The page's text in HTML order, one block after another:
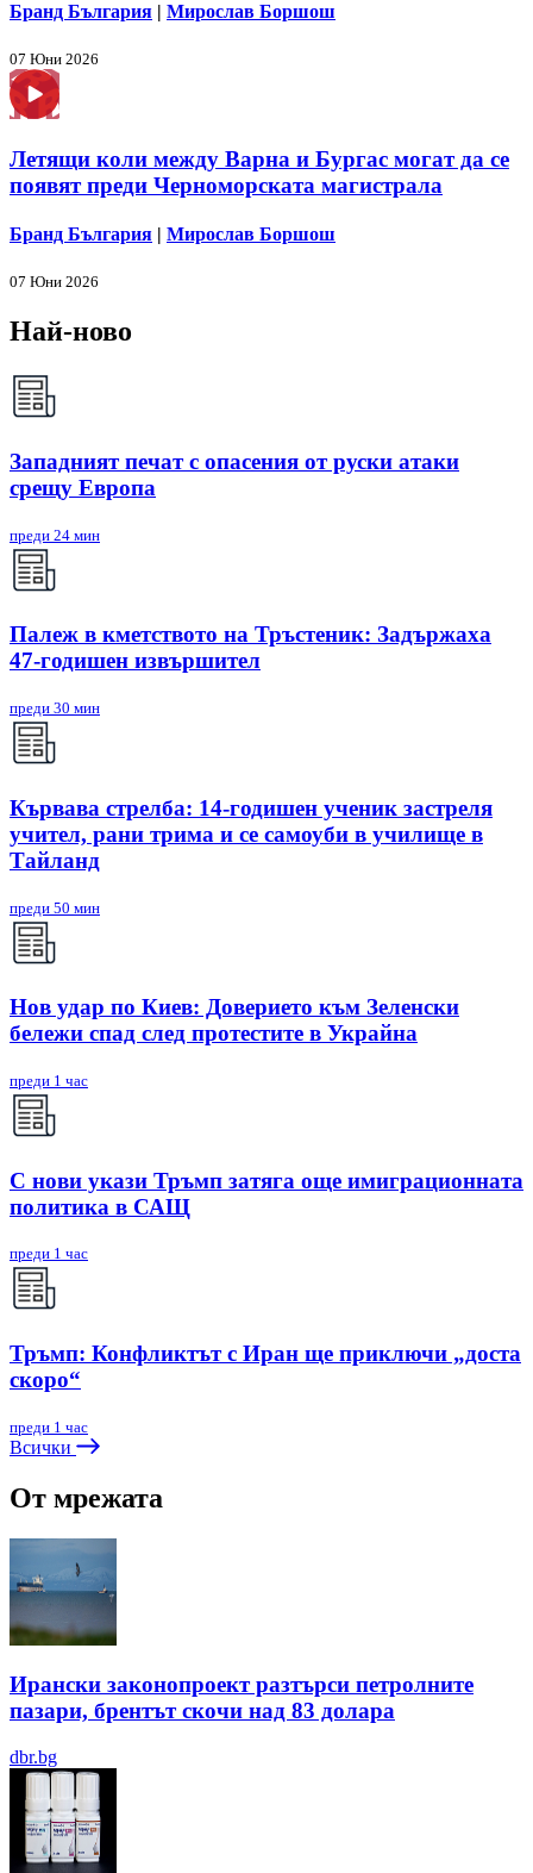
Бранд България | Мирослав Боршош
07 Юни 2026
Летящи коли между Варна и Бургас могат да се
появят преди Черноморската магистрала
Бранд България | Мирослав Боршош
07 Юни 2026
Най-ново
Западният печат с опасения от руски атаки
срещу Европа
преди 24 мин
Палеж в кметството на Тръстеник: Задържаха
47-годишен извършител
преди 30 мин
Кървава стрелба: 14-годишен ученик застреля
учител, рани трима и се самоуби в училище в
Тайланд
преди 50 мин
Нов удар по Киев: Доверието към Зеленски
бележи спад след протестите в Украйна
преди 1 час
С нови укази Тръмп затяга още имиграционната
политика в САЩ
преди 1 час
Тръмп: Конфликтът с Иран ще приключи „доста
скоро“
преди 1 час
Всички
От мрежата
Ирански законопроект разтърси петролните
пазари, брентът скочи над 83 долара
dbr.bg